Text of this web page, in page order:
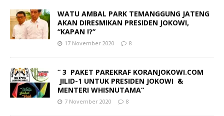
WATU AMBAL PARK TEMANGGUNG JATENG
AKAN DIRESMIKAN PRESIDEN JOKOWI,
“KAPAN !?”
17 November 2020 8
“ 3 PAKET PAREKRAF KORANJOKOWI.COM
JILID-1 UNTUK PRESIDEN JOKOWI &
MENTERI WHISNUTAMA“
7 November 2020 8